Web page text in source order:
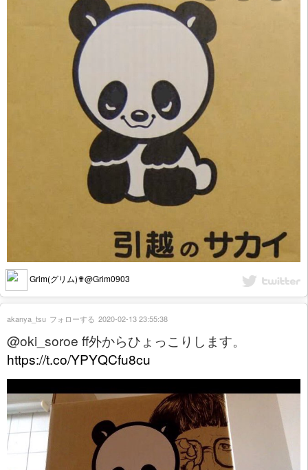
Grim(グリム)✟@Grim0903
@oki_soroe ff外からひょっこりします。
https://t.co/YPYQCfu8cu
akanya_tsu フォローする 2020-02-13 23:55:38